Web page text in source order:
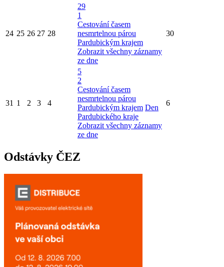
24 25 26 27 28
29
1
Cestování časem
nesmrtelnou párou
Pardubickým krajem
Zobrazit všechny záznamy
ze dne
30
31 1 2 3 4
5
2
Cestování časem
nesmrtelnou párou
Pardubickým krajem Den
Pardubického kraje
Zobrazit všechny záznamy
ze dne
6
Odstávky ČEZ